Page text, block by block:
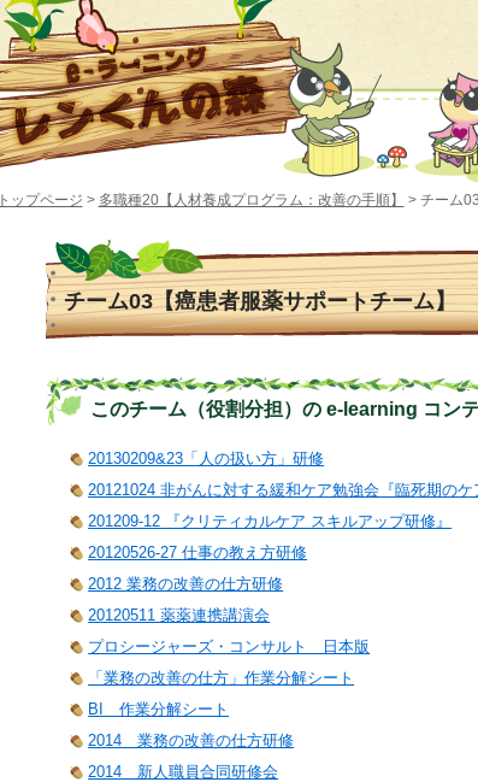
トップページ > 多職種20【人材養成プログラム：改善の手順】 > チーム
チーム03【癌患者服薬サポートチーム】
このチーム（役割分担）の e-learning コン
20130209&23「人の扱い方」研修
20121024 非がんに対する緩和ケア勉強会『臨死期のケ
201209-12 『クリティカルケア スキルアップ研修』
20120526-27 仕事の教え方研修
2012 業務の改善の仕方研修
20120511 薬薬連携講演会
プロシージャーズ・コンサルト 日本版
「業務の改善の仕方」作業分解シート
BI 作業分解シート
2014 業務の改善の仕方研修
2014 新人職員合同研修会